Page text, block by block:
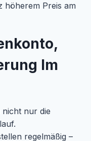
Preis am
Im
nur die
regelmäßig –